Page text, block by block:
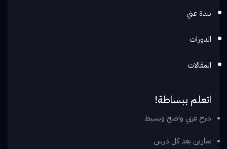
نبذة عني
الدورات
المقالات
اتعلم ببساطة!
شرح عربي واضح وبسيط
تمارين بعد كل درس